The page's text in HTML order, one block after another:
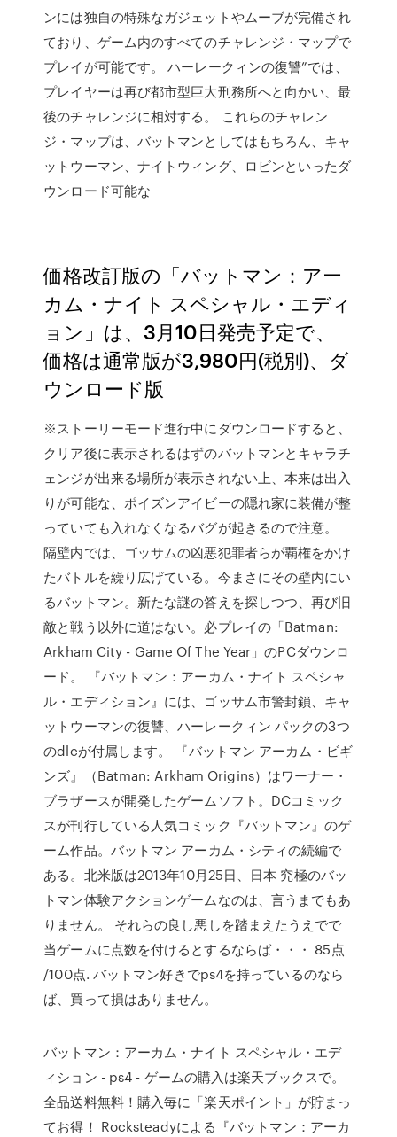
ンには独自の特殊なガジェットやムーブが完備され
ており、ゲーム内のすべてのチャレンジ・マップで
プレイが可能です。 ハーレークィンの復讐”では、
プレイヤーは再び都市型巨大刑務所へと向かい、最
後のチャレンジに相対する。 これらのチャレン
ジ・マップは、バットマンとしてはもちろん、キャ
ットウーマン、ナイトウィング、ロビンといったダ
ウンロード可能な
価格改訂版の「バットマン：アー
カム・ナイト スペシャル・エディ
ョン」は、3月10日発売予定で、
価格は通常版が3,980円(税別)、ダ
ウンロード版
※ストーリーモード進行中にダウンロードすると、
クリア後に表示されるはずのバットマンとキャラチ
ェンジが出来る場所が表示されない上、本来は出入
りが可能な、ポイズンアイビーの隠れ家に装備が整
っていても入れなくなるバグが起きるので注意。
隔壁内では、ゴッサムの凶悪犯罪者らが覇権をかけ
たバトルを繰り広げている。今まさにその壁内にい
るバットマン。新たな謎の答えを探しつつ、再び旧
敵と戦う以外に道はない。必プレイの「Batman:
Arkham City - Game Of The Year」のPCダウンロ
ード。 『バットマン：アーカム・ナイト スペシャ
ル・エディション』には、ゴッサム市警封鎖、キャ
ットウーマンの復讐、ハーレークィン パックの3つ
のdlcが付属します。 『バットマン アーカム・ビギ
ンズ』（Batman: Arkham Origins）はワーナー・
ブラザースが開発したゲームソフト。DCコミック
スが刊行している人気コミック『バットマン』のゲ
ーム作品。バットマン アーカム・シティの続編で
ある。北米版は2013年10月25日、日本 究極のバッ
トマン体験アクションゲームなのは、言うまでもあ
りません。 それらの良し悪しを踏まえたうえでで
当ゲームに点数を付けるとするならば・・・ 85点
/100点. バットマン好きでps4を持っているのなら
ば、買って損はありません。
バットマン：アーカム・ナイト スペシャル・エデ
ィション - ps4 - ゲームの購入は楽天ブックスで。
全品送料無料！購入毎に「楽天ポイント」が貯まっ
てお得！ Rocksteadyによる『バットマン：アーカ